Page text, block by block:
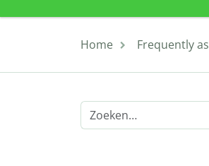
Home Frequently